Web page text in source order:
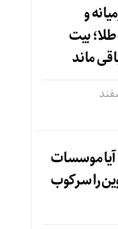
و
بیت
ماند
موسسات
را سرکوب